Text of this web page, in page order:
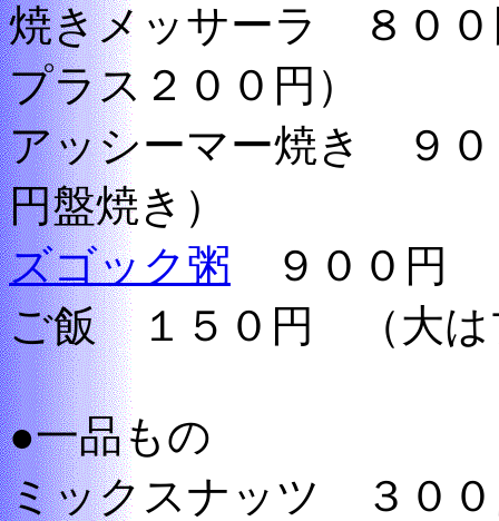
焼きメッサーラ ８０
プラス２００円）
アッシーマー焼き ９
円盤焼き）
ズゴック粥 ９００円
ご飯 １５０円 （大は
●一品もの
ミックスナッツ ３０